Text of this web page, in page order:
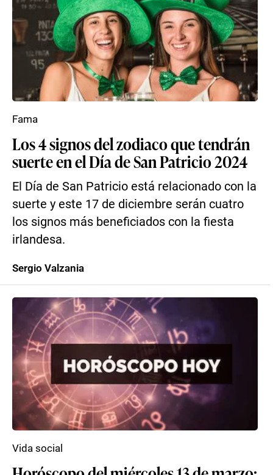
Los 4 signos del zodiaco que tendrán
suerte en el Día de San Patricio 2024
El Día de San Patricio está relacionado con la
suerte y este 17 de diciembre serán cuatro
los signos más beneficiados con la fiesta
irlandesa.
Fama
Sergio Valzania
Vida social